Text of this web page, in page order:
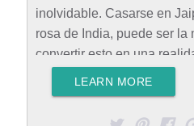
inolvidable. Casarse en
rosa de India, puede ser la
convertir esto en una
estado indio de Rajastán.
LEARN MORE